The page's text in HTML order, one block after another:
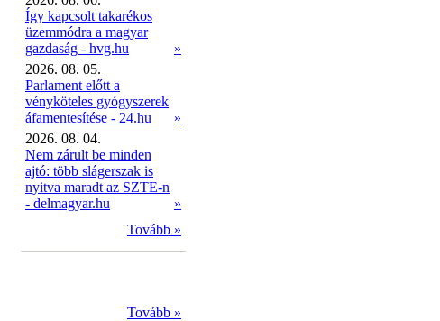
Így kapcsolt takarékos
üzemmódra a magyar
gazdaság - hvg.hu
»
2026. 08. 05.
Parlament előtt a
vényköteles gyógyszerek
áfamentesítése - 24.hu
»
2026. 08. 04.
Nem zárult be minden
ajtó: több slágerszak is
nyitva maradt az SZTE-n
- delmagyar.hu
»
Tovább »
Tovább »